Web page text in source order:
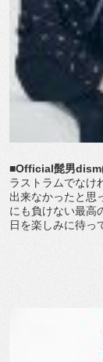
■Official髭男
ラストラムでなけ
出来なかったと思
にも負けない最高
日を楽しみに待っ